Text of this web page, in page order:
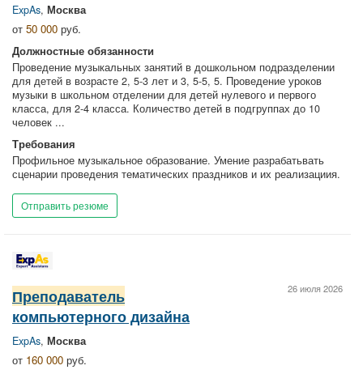
ExpAs, Москва
от 50 000 руб.
Должностные обязанности
Проведение музыкальных занятий в дошкольном подразделении
для детей в возрасте 2, 5-3 лет и 3, 5-5, 5. Проведение уроков
музыки в школьном отделении для детей нулевого и первого
класса, для 2-4 класса. Количество детей в подгруппах до 10
человек ...
Требования
Профильное музыкальное образование. Умение разрабатьвать
сценарии проведения тематических праздников и их реализациия.
Отправить резюме
26 июля 2026
Преподаватель
компьютерного дизайна
ExpAs, Москва
от 160 000 руб.